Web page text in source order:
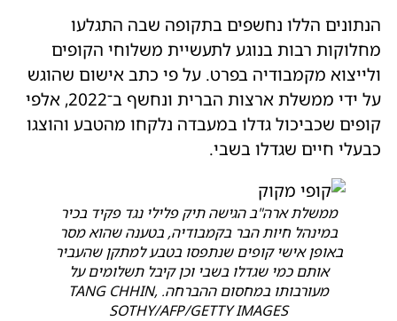
הנתונים הללו נחשפים בתקופה שבה התגלעו
מחלוקות רבות בנוגע לתעשיית משלוחי הקופים
ולייצוא מקמבודיה בפרט. על פי כתב אישום שהוגש
על ידי ממשלת ארצות הברית ונחשף ב־2022, אלפי
קופים שכביכול גדלו במעבדה נלקחו מהטבע והוצגו
כבעלי חיים שגדלו בשבי.
ממשלת ארה"ב הגישה תיק פלילי נגד פקיד בכיר
במינהל חיות הבר בקמבודיה, בטענה שהוא מסר
באופן אישי קופים שנתפסו בטבע למתקן שהעביר
אותם כמי שגדלו בשבי וכן קיבל תשלומים על
מעורבותו במחסום ההברחה. TANG CHHIN,
SOTHY/AFP/GETTY IMAGES